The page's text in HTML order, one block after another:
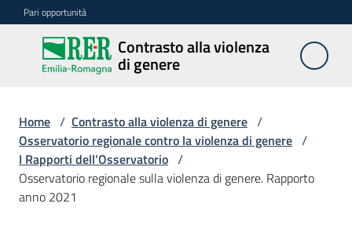
Vai al contenuto
Vai alla navigazione
Vai al footer
Pari opportunità
Contrasto alla violenza
di genere
Contrasto
alla
di genere
Centri
Home / Contrasto alla violenza di genere /
Osservatorio regionale contro la violenza di genere /
I Rapporti dell’Osservatorio /
Osservatorio regionale sulla violenza di genere. Rapporto
anno 2021